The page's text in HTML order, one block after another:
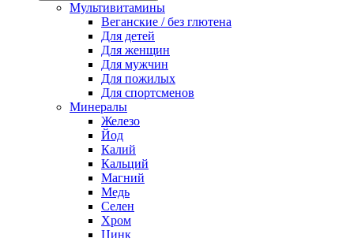
Мультивитамины
Веганские / без глютена
Для детей
Для женщин
Для мужчин
Для пожилых
Для спортсменов
Минералы
Железо
Йод
Калий
Кальций
Магний
Медь
Селен
Хром
Цинк